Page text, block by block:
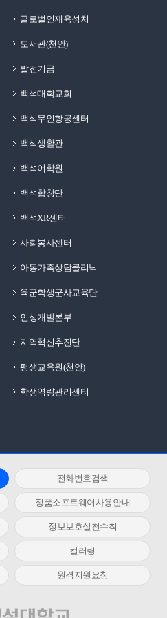
글로벌인재육성처
도서관(천안)
발전기금
백석대학교회
백석무인항공센터
백석생활관
백석어학원
백석합창단
백석XR센터
사회봉사센터
아동가족상담클리닉
육군학생군사교육단
인성개발본부
지역혁신추진단
평생교육원(천안)
학생역량관리센터
전화번호검색
정품소프트웨어사용안내
정보보호실천수칙
컬러링
원격지원요청